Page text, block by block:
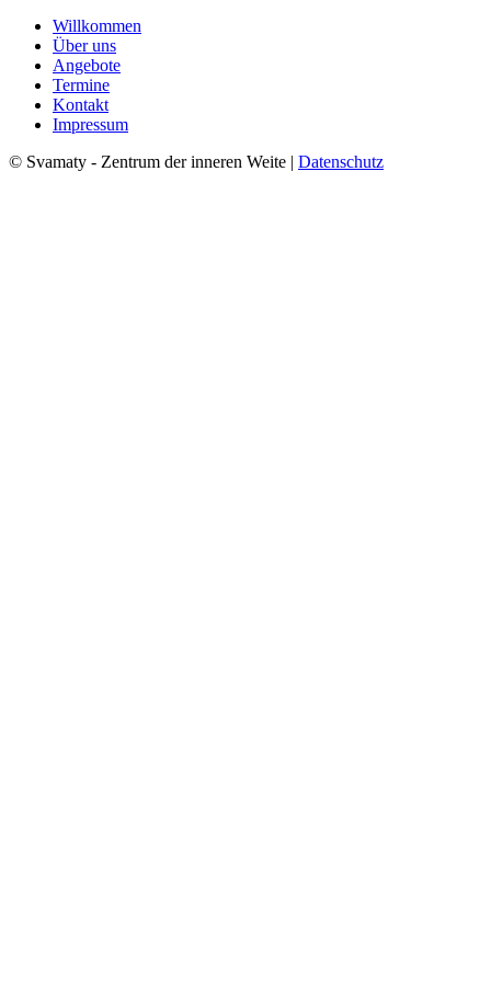
Willkommen
Über uns
Angebote
Termine
Kontakt
Impressum
© Svamaty - Zentrum der inneren Weite | Datenschutz